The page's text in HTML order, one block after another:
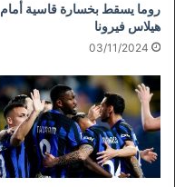
روما يسقط بخسارة قاسية أمام
هيلاس فيرونا
03/11/2024